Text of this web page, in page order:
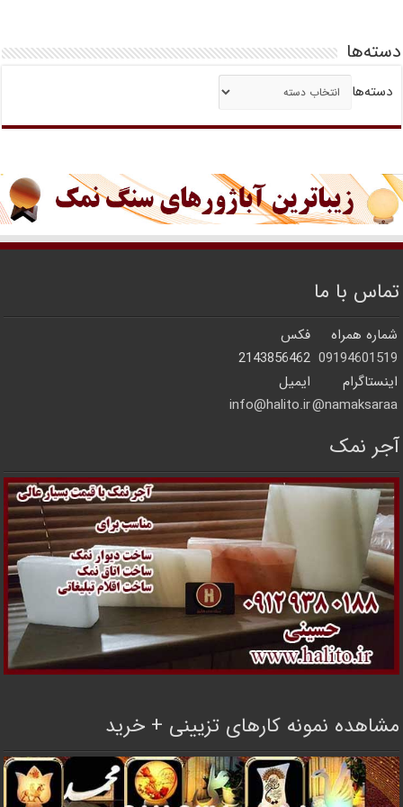
دسته‌ها
دسته‌ها
تماس با ما
شماره همراه
فکس
09194601519
2143856462
اینستاگرام
ایمیل
namaksaraa@
info@halito.ir
آجر نمک
مشاهده نمونه کارهای تزیینی + خرید